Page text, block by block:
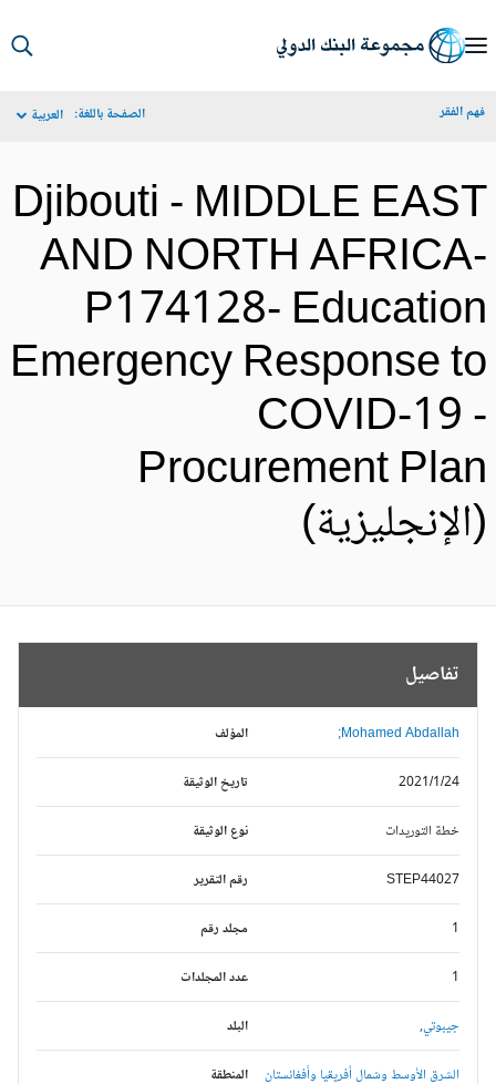
الفقر الصفحة باللغة: العربية
Djibouti - MIDDLE
AND NORTH
P174128-
Emergency Response
COVID-19
Procurement
تفاصيل
المؤلف Mohamed Abdallah;
تاريخ الوثيقة 2021/1/24
نوع الوثيقة خطة التوريدات
رقم التقرير STEP44027
مجلد رقم
عدد المجلدات
البلد جيبوتي,
المنطقة
الشرق الأوسط وشمال أفريقيا وأفغانستان